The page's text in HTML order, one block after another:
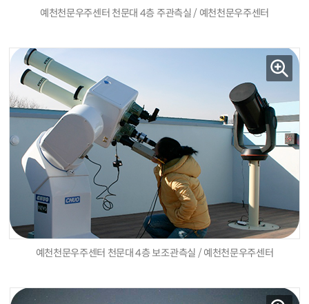
예천천문우주센터 천문대 4층 주관측실 / 예천천문우주센터
예천천문우주센터 천문대 4층 보조관측실 / 예천천문우주센터